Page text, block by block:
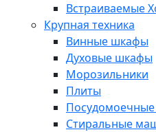
Встраиваемые
Крупная техника
Винные шкафы
Духовые шкафы
Морозильники
Плиты
Стиральные